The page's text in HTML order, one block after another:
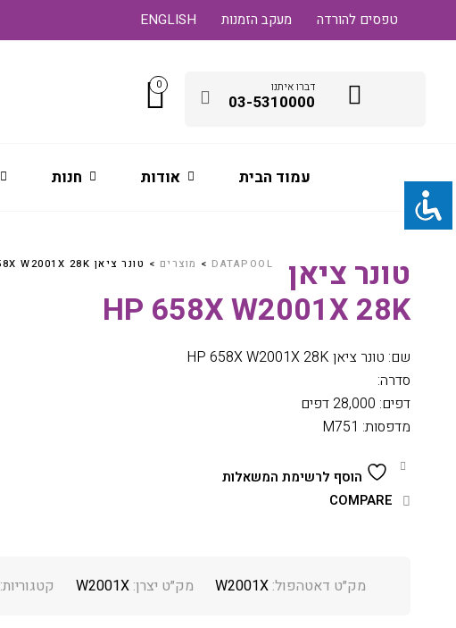
ENGLISH מעקב הזמנות טפסים להורדה
דברו איתנו
03-5310000
0
עמוד הבית אודות חנות
DATAPOOL
> מוצרים > טונר ציאן HP 658X W2001X 28K
טונר ציאן
HP 658X W2001X 28K
שם: טונר ציאן HP 658X W2001X 28K
סדרה:
דפים: 28,000 דפים
מדפסות: M751
הוסף לרשימת המשאלות
COMPARE
מק״ט דאטהפול: W2001X מק״ט יצרן: W2001X קטגוריות: